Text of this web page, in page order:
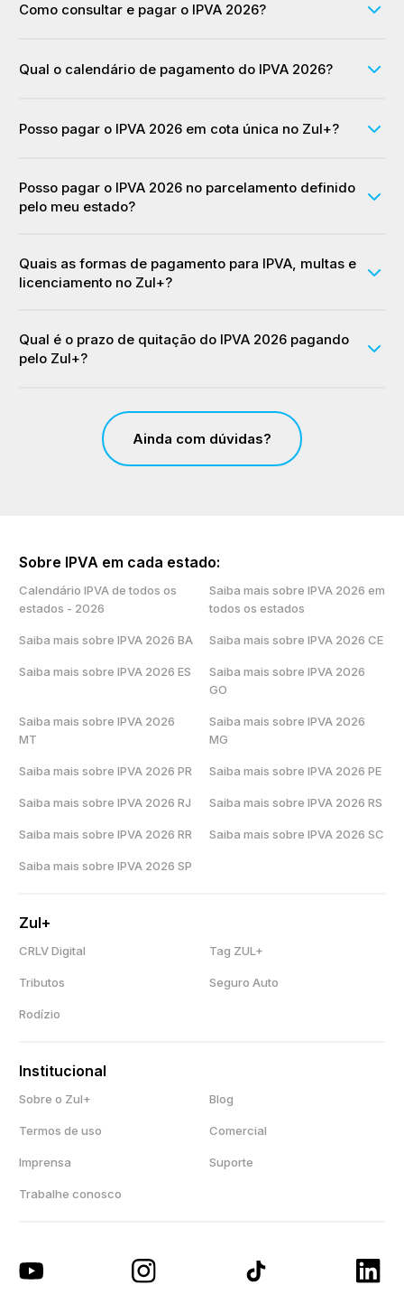
Como consultar e pagar o IPVA 2026?
Qual o calendário de pagamento do IPVA 2026?
Posso pagar o IPVA 2026 em cota única no Zul+?
Posso pagar o IPVA 2026 no parcelamento definido
pelo meu estado?
Quais as formas de pagamento para IPVA, multas e
licenciamento no Zul+?
Qual é o prazo de quitação do IPVA 2026 pagando
pelo Zul+?
Ainda com dúvidas?
Sobre IPVA em cada estado:
Calendário IPVA de todos os
estados - 2026
Saiba mais sobre IPVA 2026 em
todos os estados
Saiba mais sobre IPVA 2026 BA Saiba mais sobre IPVA 2026 CE
Saiba mais sobre IPVA 2026 ES
Saiba mais sobre IPVA 2026
GO
Saiba mais sobre IPVA 2026
MT
Saiba mais sobre IPVA 2026
MG
Saiba mais sobre IPVA 2026 PR Saiba mais sobre IPVA 2026 PE
Saiba mais sobre IPVA 2026 RJ Saiba mais sobre IPVA 2026 RS
Saiba mais sobre IPVA 2026 RR Saiba mais sobre IPVA 2026 SC
Saiba mais sobre IPVA 2026 SP
Zul+
CRLV Digital Tag ZUL+
Tributos Seguro Auto
Rodízio
Institucional
Sobre o Zul+ Blog
Termos de uso Comercial
Imprensa Suporte
Trabalhe conosco